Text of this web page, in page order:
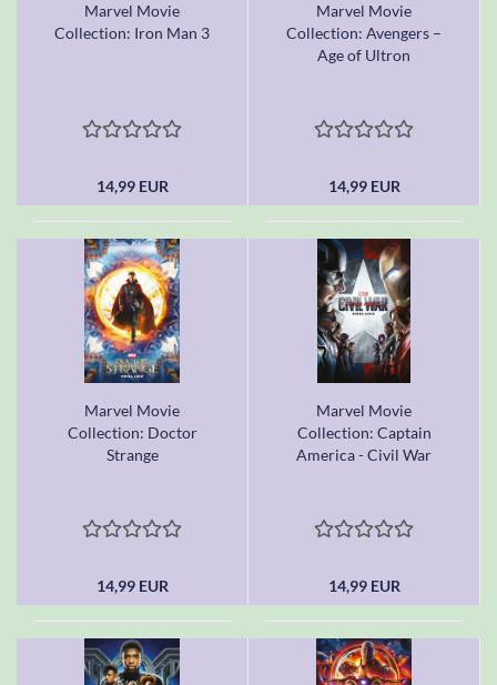
Marvel Movie
Collection: Iron Man 3
14,99 EUR
Marvel Movie
Collection: Avengers –
Age of Ultron
14,99 EUR
Marvel Movie
Collection: Doctor
Strange
14,99 EUR
Marvel Movie
Collection: Captain
America - Civil War
14,99 EUR